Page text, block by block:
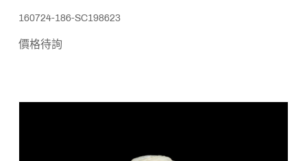
160724-186-SC198623
價格待詢